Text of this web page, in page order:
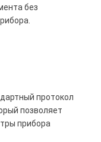
без
протокол
позволяет
прибора